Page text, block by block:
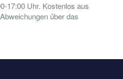
17:00 Uhr. Kostenlos aus
über das